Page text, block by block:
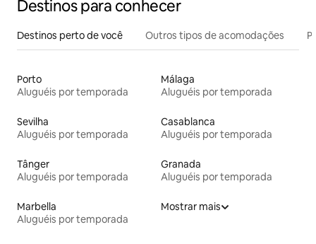
Destinos para conhecer
Destinos perto de você Outros tipos de acomodações
Porto
Aluguéis por temporada
Málaga
Aluguéis por temporada
Sevilha
Aluguéis por temporada
Casablanca
Aluguéis por temporada
Tânger
Aluguéis por temporada
Granada
Aluguéis por temporada
Marbella
Aluguéis por temporada
Mostrar mais